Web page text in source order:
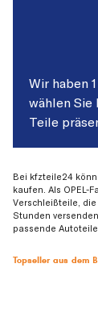
Wir haben
wählen Sie
Teile
Bei kfzteile24
kaufen. Als OPEL-
Verschleißteile,
Stunden
passende
Topseller aus dem